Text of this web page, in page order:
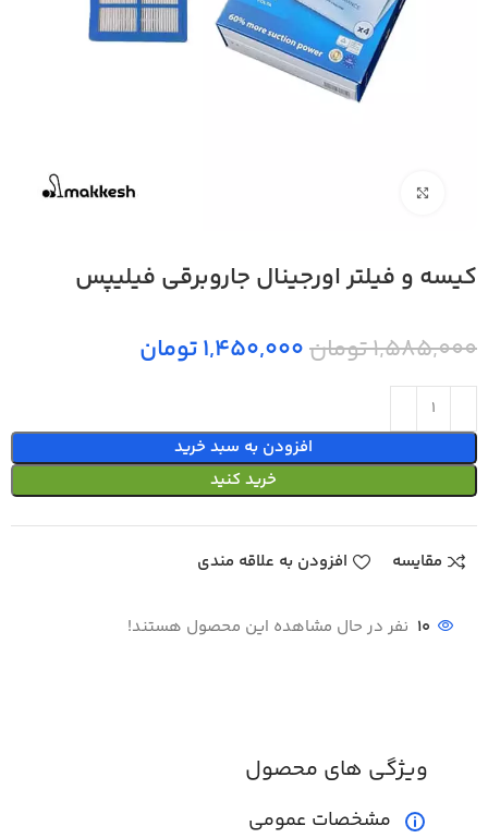
کیسه و فیلتر اورجینال جاروبرقی فیلیپس
1,585,000 تومان
1,450,000 تومان
افزودن به سبد خرید
خرید کنید
مقایسه افزودن به علاقه مندی
10 نفر در حال مشاهده این محصول هستند!
ویژگی های محصول
مشخصات عمومی